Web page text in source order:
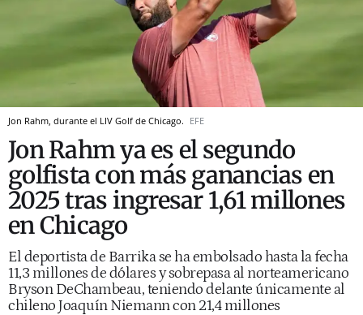
Jon Rahm, durante el LIV Golf de Chicago. EFE
Jon Rahm ya es el segundo
golfista con más ganancias en
2025 tras ingresar 1,61 millones
en Chicago
El deportista de Barrika se ha embolsado hasta la fecha
11,3 millones de dólares y sobrepasa al norteamericano
Bryson DeChambeau, teniendo delante únicamente al
chileno Joaquín Niemann con 21,4 millones